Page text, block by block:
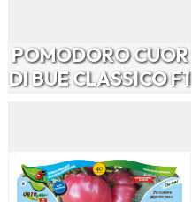
POMODORO CUOR
DI BUE CLASSICO F1